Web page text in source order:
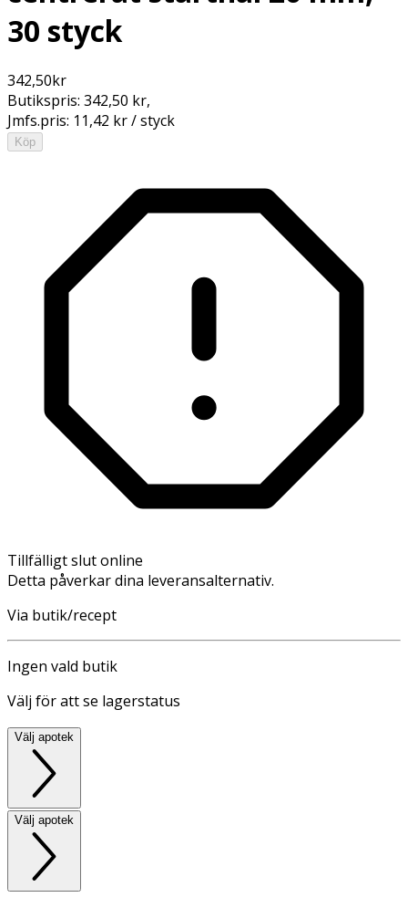
30 styck
342,50kr
Butikspris: 342,50 kr,
Jmfs.pris: 11,42 kr / styck
Köp
Tillfälligt slut online
Detta påverkar dina leveransalternativ.
Via butik/recept
Ingen vald butik
Välj för att se lagerstatus
Välj apotek
Välj apotek